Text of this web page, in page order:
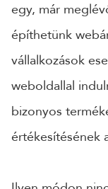
egy, már
építhetünk
vállalkozások
weboldallal
bizonyos
értékesítésének